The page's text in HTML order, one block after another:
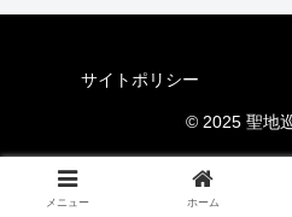
サイトポリシー
© 2025 聖地
メニュー ホーム